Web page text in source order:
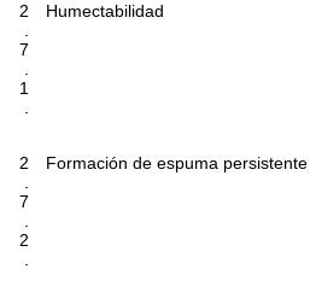
2
.
7
.
1
.
Humectabilidad
2
.
7
.
2
.
Formación de espuma persistente